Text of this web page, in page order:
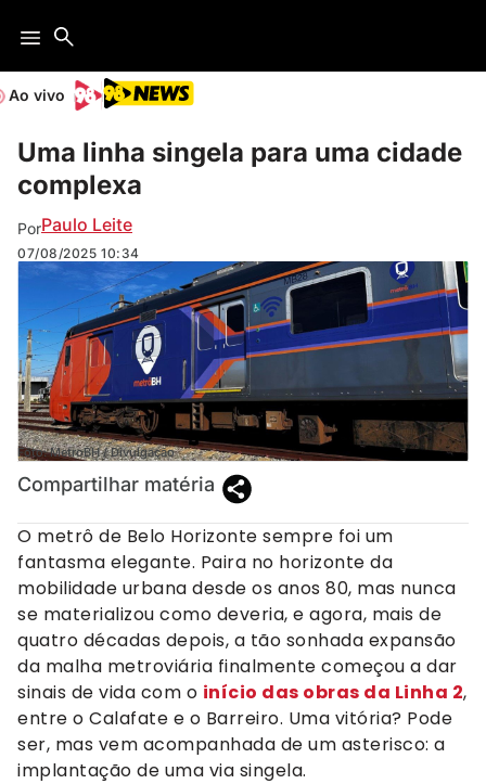
Ao vivo
Uma linha singela para uma cidade
complexa
PorPaulo Leite
07/08/2025 10:34
Foto: MetroBH / Divulgação
Compartilhar matéria
O metrô de Belo Horizonte sempre foi um
fantasma elegante. Paira no horizonte da
mobilidade urbana desde os anos 80, mas nunca
se materializou como deveria, e agora, mais de
quatro décadas depois, a tão sonhada expansão
da malha metroviária finalmente começou a dar
sinais de vida com o início das obras da Linha 2,
entre o Calafate e o Barreiro. Uma vitória? Pode
ser, mas vem acompanhada de um asterisco: a
implantação de uma via singela.